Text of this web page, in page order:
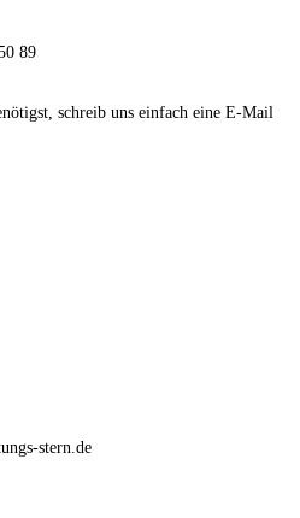
89
schreib uns einfach eine E-Mail
stern.de